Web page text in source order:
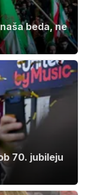
beda, ne
70. jubileju